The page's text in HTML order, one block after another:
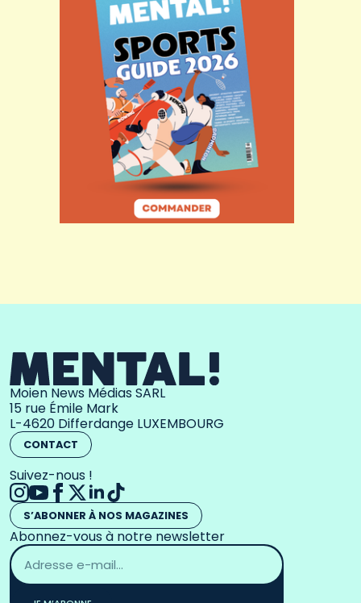
Moien News Médias SARL
15 rue Émile Mark
L-4620 Differdange LUXEMBOURG
CONTACT
Suivez-nous !
S’ABONNER À NOS MAGAZINES
Abonnez-vous à notre newsletter
Adresse
email
*